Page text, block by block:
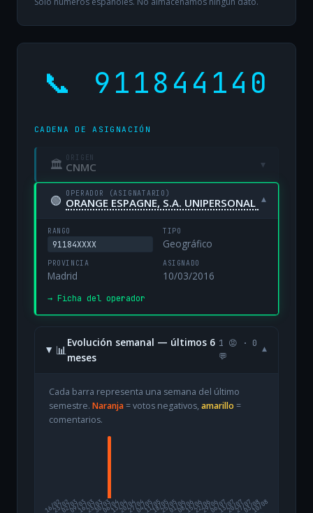
📞 911844140
CADENA DE ASIGNACIÓN
🏛 ORIGEN
CNMC ▾
🟢 OPERADOR (ASIGNATARIO)
ORANGE ESPAGNE, S.A. UNIPERSONAL ▾
RANGO
91184XXXX
TIPO
Geográfico
PROVINCIA
Madrid
ASIGNADO
10/03/2016
→ Ficha del operador
📊
Evolución semanal — últimos 6
meses
1 😡 · 0
💬
▾
Cada barra representa una semana del último
semestre. Naranja= votos negativos, amarillo =
comentarios.
16/02
23/0202/0309/0316/0323/0330/0306/0413/0420/0427/0404/0511/0518/0525/0501/0608/0615/0622/0629/0606/0713/0720/0727/0703/08
10/08